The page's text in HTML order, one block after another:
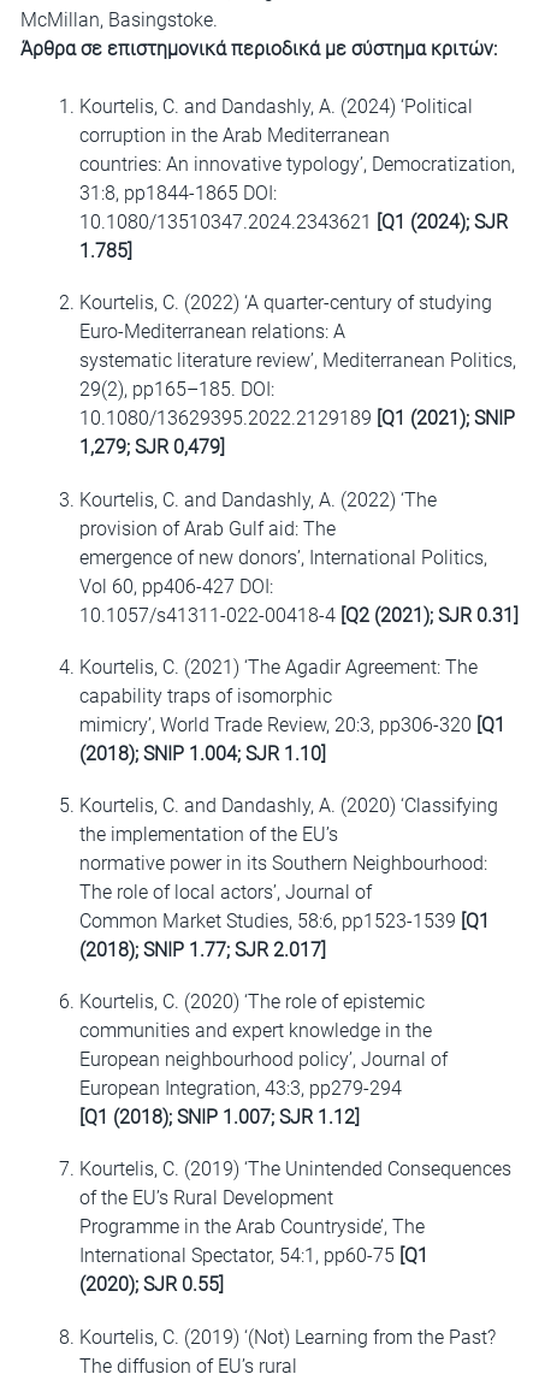
McMillan, Basingstoke.
Άρθρα σε επιστημονικά περιοδικά με σύστημα κριτών:
Kourtelis, C. and Dandashly, A. (2024) ‘Political
corruption in the Arab Mediterranean
countries: An innovative typology’, Democratization,
31:8, pp1844-1865 DOI:
10.1080/13510347.2024.2343621
[Q1 (2024); SJR
1.785]
Kourtelis, C. (2022) ‘A quarter-century of studying
Euro-Mediterranean relations: A
systematic literature review’, Mediterranean Politics,
29(2), pp165–185. DOI:
10.1080/13629395.2022.2129189 [Q1 (2021); SNIP
1,279; SJR 0,479]
Kourtelis, C. and Dandashly, A. (2022) ‘The
provision of Arab Gulf aid: The
emergence of new donors’, International Politics,
Vol 60, pp406-427 DOI:
10.1057/s41311-022-00418-4 [Q2 (2021); SJR 0.31]
Kourtelis, C. (2021) ‘The Agadir Agreement: The
capability traps of isomorphic
mimicry’, World Trade Review, 20:3, pp306-320 [Q1
(2018); SNIP 1.004; SJR 1.10]
Kourtelis, C. and Dandashly, A. (2020) ‘Classifying
the implementation of the EU’s
normative power in its Southern Neighbourhood:
The role of local actors’, Journal of
Common Market Studies, 58:6, pp1523-1539 [Q1
(2018); SNIP 1.77; SJR 2.017]
Kourtelis, C. (2020) ‘The role of epistemic
communities and expert knowledge in the
European neighbourhood policy’, Journal of
European Integration, 43:3, pp279-294
[Q1 (2018); SNIP 1.007; SJR 1.12]
Kourtelis, C. (2019) ‘The Unintended Consequences
of the EU’s Rural Development
Programme in the Arab Countryside’, The
International Spectator, 54:1, pp60-75[Q1
(2020); SJR 0.55]
Kourtelis, C. (2019) ‘(Not) Learning from the Past?
The diffusion of EU’s rural